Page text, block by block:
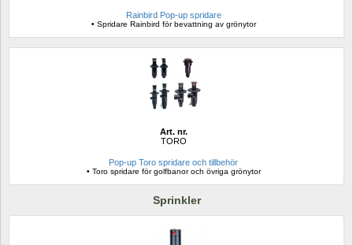
Rainbird Pop-up spridare
• Spridare Rainbird för bevattning av grönytor
Art. nr.
TORO
Pop-up Toro spridare och tillbehör
• Toro spridare för golfbanor och övriga grönytor
Sprinkler